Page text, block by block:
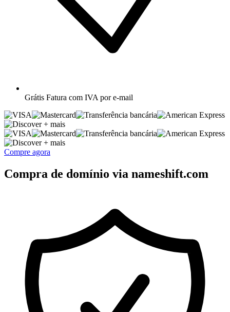
Grátis Fatura com IVA por e-mail
+ mais
+ mais
Compre agora
Compra de domínio via nameshift.com